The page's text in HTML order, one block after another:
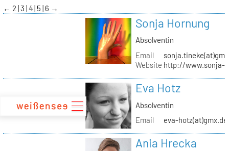
zum
Inhalt
← 2 3 4 5 6 →
Sonja Hornung
Absolventin
Email
Website http://www.sonja-
Eva Hotz
Absolventin
Email
eva-hotz(at)gmx.de
Ania Hrecka